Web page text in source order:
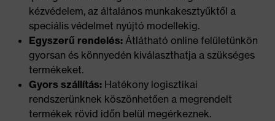
kézvédelem, az általános munkakesztyűktől a
speciális védelmet nyújtó modellekig.
Egyszerű rendelés: Átlátható online felületünkön
gyorsan és könnyedén kiválaszthatja a szükséges
termékeket.
Gyors szállítás: Hatékony logisztikai
rendszerünknek köszönhetően a megrendelt
termékek rövid időn belül megérkeznek.